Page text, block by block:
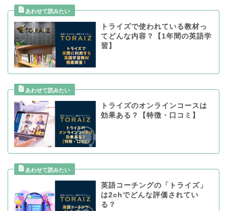
トライズで使われている教材っ
てどんな内容？【1年間の英語学
習】
トライズのオンラインコースは
効果ある？【特徴・口コミ】
英語コーチングの「トライズ」
は2chでどんな評価されてい
る？